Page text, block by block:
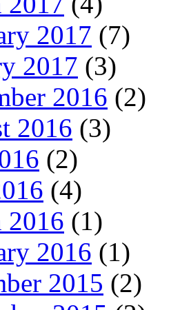
2017 (7)
2017 (3)
2016 (2)
2016 (3)
(2)
(4)
2016 (1)
2016 (1)
2015 (2)